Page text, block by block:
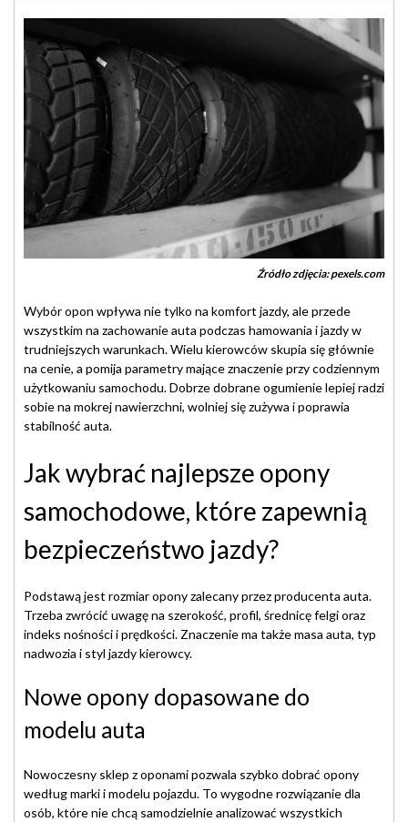
Źródło zdjęcia: pexels.com
Wybór opon wpływa nie tylko na komfort jazdy, ale przede
wszystkim na zachowanie auta podczas hamowania i jazdy w
trudniejszych warunkach. Wielu kierowców skupia się głównie
na cenie, a pomija parametry mające znaczenie przy codziennym
użytkowaniu samochodu. Dobrze dobrane ogumienie lepiej radzi
sobie na mokrej nawierzchni, wolniej się zużywa i poprawia
stabilność auta.
Jak wybrać najlepsze opony
samochodowe, które zapewnią
bezpieczeństwo jazdy?
Podstawą jest rozmiar opony zalecany przez producenta auta.
Trzeba zwrócić uwagę na szerokość, profil, średnicę felgi oraz
indeks nośności i prędkości. Znaczenie ma także masa auta, typ
nadwozia i styl jazdy kierowcy.
Nowe opony dopasowane do
modelu auta
Nowoczesny sklep z oponami pozwala szybko dobrać opony
według marki i modelu pojazdu. To wygodne rozwiązanie dla
osób, które nie chcą samodzielnie analizować wszystkich